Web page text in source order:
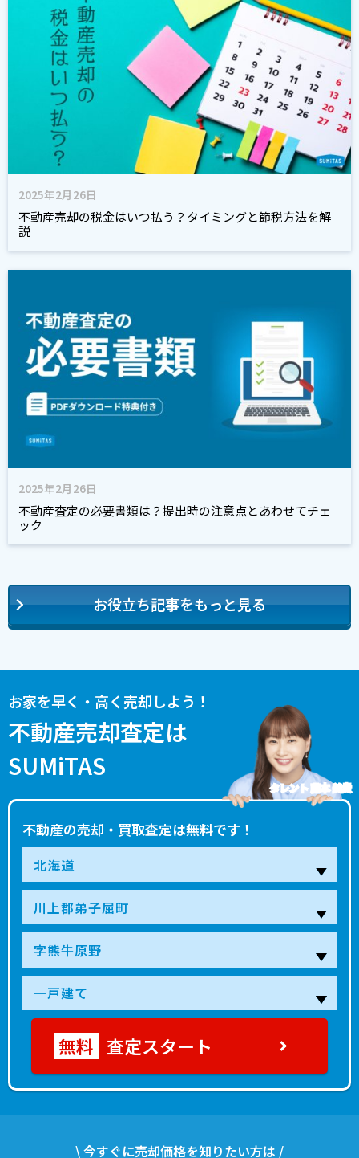
2025年2月26日
不動産売却の税金はいつ払う？タイミングと節税方法を解
説
2025年2月26日
不動産査定の必要書類は？提出時の注意点とあわせてチェ
ック
お役立ち記事をもっと見る
お家を早く・高く売却しよう！
不動産売却査定は
SUMiTAS
不動産の売却・買取査定は無料です！
タレント 藤本 美貴
査定スタート
\ 今すぐに売却価格を知りたい方は /